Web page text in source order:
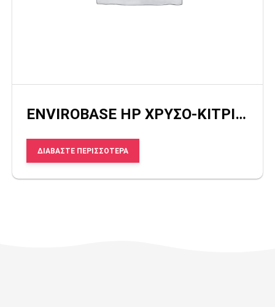
ENVIROBASE HP ΧΡΥΣΟ-ΚΙΤΡΙΝΟ
ΔΙΑΒΆΣΤΕ ΠΕΡΙΣΣΌΤΕΡΑ